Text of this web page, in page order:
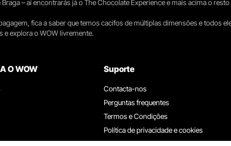
– aí encontrarás já o The Chocolate Experience e mais acima o
fica a saber que temos cacifos de múltiplas dimensões e todos
e explora o WOW livremente.
O WOW Suporte
Contacta-nos
Perguntas frequentes
Termos e Condições
Política de privacidade e cookies
Trabalha connosco